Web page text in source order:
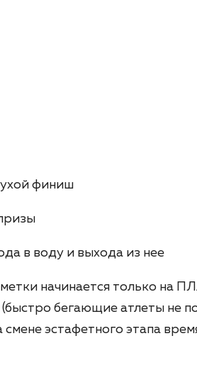
финиш
в воду и выхода из нее
начинается только на
бегающие атлеты не
эстафетного этапа